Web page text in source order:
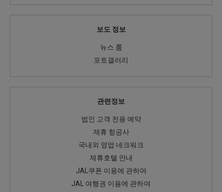
보도 정보
뉴스 룸
포토갤러리
관련정보
법인 고객 전용 예약
제휴 항공사
국내외 영업 네크워크
제휴호텔 안내
JAL쿠폰 이용에 관하여
JAL 여행권 이용에 관하여